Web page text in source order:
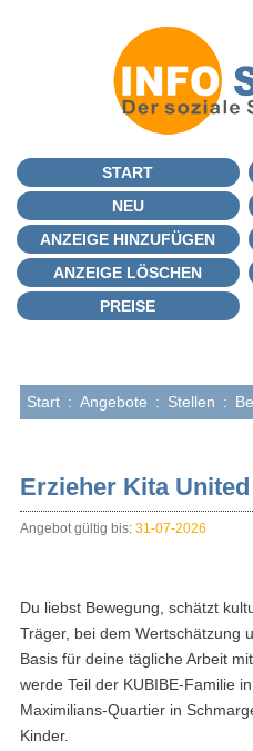
START
NEU
ANZEIGE HINZUFÜGEN
ANZEIGE LÖSCHEN
PREISE
Start : Angebote : Stellen :
Erzieher Kita
Angebot gültig bis: 31-07-2026
Du liebst Bewegung, schätzt
Träger, bei dem Wertschätzung
Basis für deine tägliche Arbeit
werde Teil der KUBIBE-Familie
Maximilians-Quartier in
Kinder.